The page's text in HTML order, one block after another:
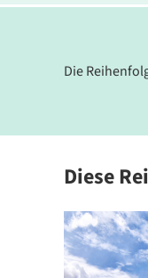
Die
Diese